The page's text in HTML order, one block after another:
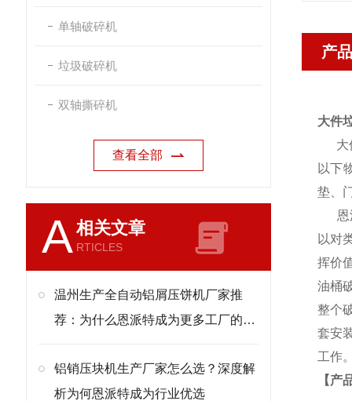
单轴破碎机
垃圾破碎机
双轴撕碎机
查看全部
A相关文章
RTICLES
温州生产全自动铝屑压饼机厂家推
荐：为什么恩派特成为更多工厂的选
铝销压块机生产厂家怎么选？深度解
析为何恩派特成为行业优选
产
大件
大
以下
垫、
恩
以对
挥价
油桶
整个
套安
工作
【产